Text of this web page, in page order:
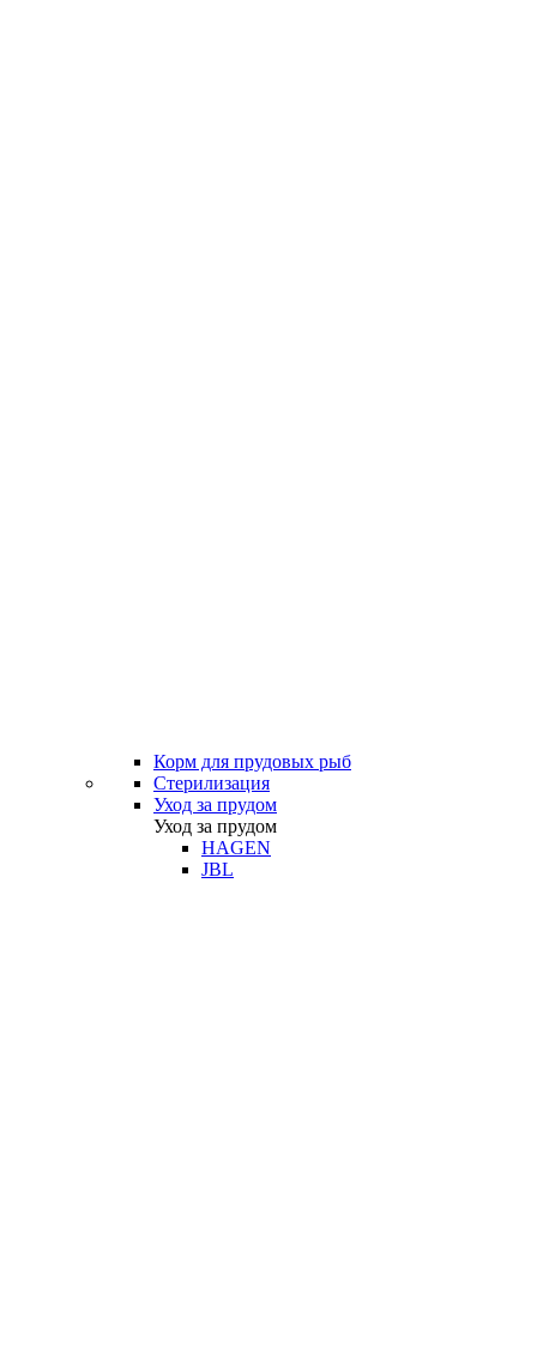
Корм для прудовых рыб
Стерилизация
Уход за прудом
Уход за прудом
HAGEN
JBL